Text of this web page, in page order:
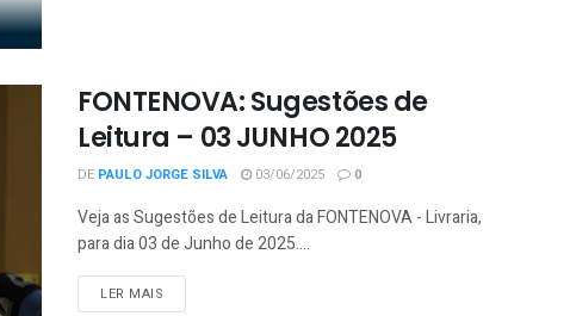
FONTENOVA: Sugestões de
Leitura – 03 JUNHO 2025
DE PAULO JORGE SILVA 03/06/2025 0
Veja as Sugestões de Leitura da FONTENOVA - Livraria,
para dia 03 de Junho de 2025....
LER MAIS